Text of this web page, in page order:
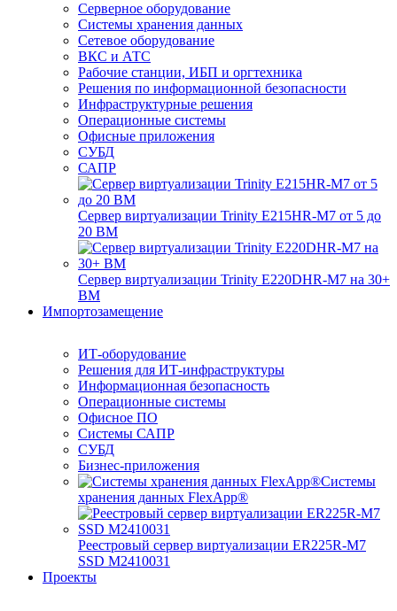
Серверное оборудование
Системы хранения данных
Сетевое оборудование
ВКС и АТС
Рабочие станции, ИБП и оргтехника
Решения по информационной безопасности
Инфраструктурные решения
Операционные системы
Офисные приложения
СУБД
САПР
Сервер виртуализации Trinity E215HR-M7 от 5 до
20 ВМ
Сервер виртуализации Trinity E220DHR-M7 на 30+
ВМ
Импортозамещение
ИТ-оборудование
Решения для ИТ-инфраструктуры
Информационная безопасность
Операционные системы
Офисное ПО
Системы САПР
СУБД
Бизнес-приложения
Системы
хранения данных FlexApp®
Реестровый сервер виртуализации ER225R-M7
SSD М2410031
Проекты